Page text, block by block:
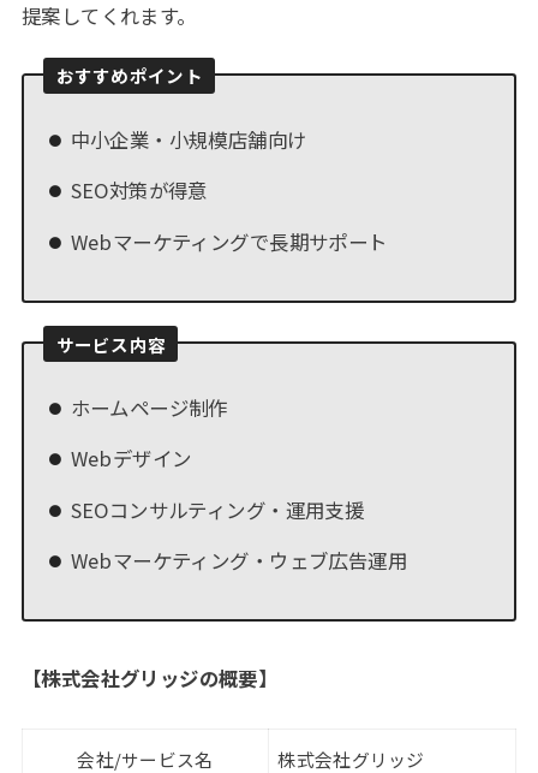
提案してくれます。
おすすめポイント
中小企業・小規模店舗向け
SEO対策が得意
Webマーケティングで長期サポート
サービス内容
ホームページ制作
Webデザイン
SEOコンサルティング・運用支援
Webマーケティング・ウェブ広告運用
【株式会社グリッジの概要】
会社/サービス名 株式会社グリッジ